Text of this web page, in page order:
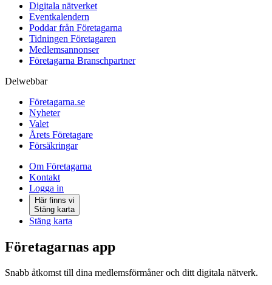
Digitala nätverket
Eventkalendern
Poddar från Företagarna
Tidningen Företagaren
Medlemsannonser
Företagarna Branschpartner
Delwebbar
Företagarna.se
Nyheter
Valet
Årets Företagare
Försäkringar
Om Företagarna
Kontakt
Logga in
Här finns vi
Stäng karta
Stäng karta
Företagarnas app
Snabb åtkomst till dina medlemsförmåner och ditt digitala nätverk.